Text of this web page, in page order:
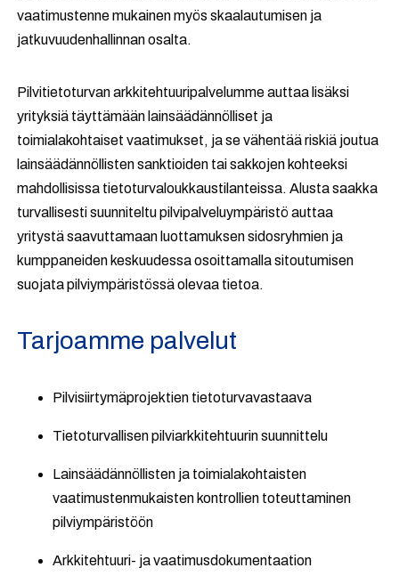
vaatimustenne mukainen myös skaalautumisen ja
jatkuvuudenhallinnan osalta.
Pilvitietoturvan arkkitehtuuripalvelumme auttaa lisäksi
yrityksiä täyttämään lainsäädännölliset ja
toimialakohtaiset vaatimukset, ja se vähentää riskiä joutua
lainsäädännöllisten sanktioiden tai sakkojen kohteeksi
mahdollisissa tietoturvaloukkaustilanteissa. Alusta saakka
turvallisesti suunniteltu pilvipalveluympäristö auttaa
yritystä saavuttamaan luottamuksen sidosryhmien ja
kumppaneiden keskuudessa osoittamalla sitoutumisen
suojata pilviympäristössä olevaa tietoa.
Tarjoamme palvelut
Pilvisiirtymäprojektien tietoturvavastaava
Tietoturvallisen pilviarkkitehtuurin suunnittelu
Lainsäädännöllisten ja toimialakohtaisten
vaatimustenmukaisten kontrollien toteuttaminen
pilviympäristöön
Arkkitehtuuri- ja vaatimusdokumentaation